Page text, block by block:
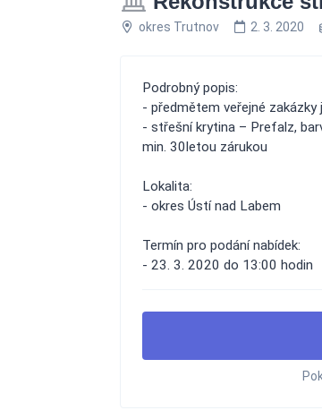
okres Trutnov 2. 3. 2020
Podrobný popis:
- předmětem veřejné
- střešní krytina – Prefalz,
min. 30letou zárukou
Lokalita:
- okres Ústí nad Labem
Termín pro podání nabídek:
- 23. 3. 2020 do 13:00 hodin